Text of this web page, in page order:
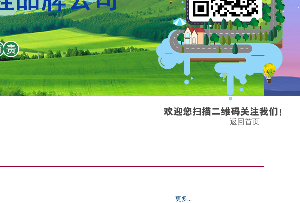
返回首页
更多...